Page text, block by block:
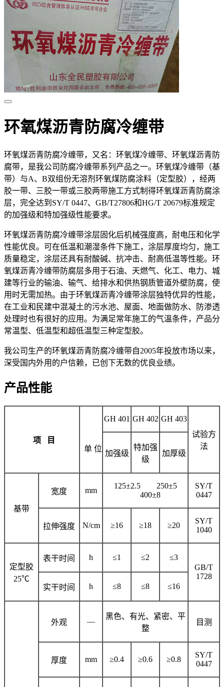
环氧煤沥青防腐冷缠带
环氧煤沥青防腐冷缠带，又名：环氧煤冷缠带、环氧煤沥青防
腐带，是我公司防腐冷缠带系列产品之一。环氧煤冷缠带（基
带）与A、B双组份无溶剂环氧煤防腐涂料（定型胶），经两
胶一带、三胶一带或三胶两带施工方式制得环氧煤沥青防腐涂
层，完全达到SY/T 0447、GB/T27806和HG/T 20679标准规定
的加强级和特加强级性能要求。
环氧煤沥青防腐冷缠带涂层固化后机械强度高，耐电压和化学
性能优良。可在低温和潮湿条件下施工，涂层厚度均匀，施工
质量稳定，涂层还具有耐酸碱、抗冲击、耐高低温等性能。环
氧煤沥青冷缠带防腐层多用于石油、天燃气、化工、电力、城
建等行业的输油、输气、给排水和供热钢质管道外壁防腐，使
用时无需加热。由于环氧煤沥青冷缠带涂层独特优异的性能，
在工业和民建中混凝土的污水池、屋面、地面做防水、防渗透
处理时也有很好的应用。为满足常年施工的气溫条件，产品分
常温型、低温型和超低温型三种定型胶。
我公司生产的环氧煤沥青防腐冷缠带自2005年投放市场以来，
深受国内外用的户信赖，已创下无数的优良业绩。
产品性能
项 目
单 位
GH 401 GH 402 GH 403
试验方
法
加强级
特加强
级
加厚级
基带
宽度 mm
125±2.5 250±5
400±8
SY/T
0447
拉伸强度 N/cm ≥16 ≥18 ≥20
SY/T
1040
定型胶
25℃
表干时间 h ≤1 ≤2
≤3
GB/T
1728
实干时间
h ≤8 ≤8 ≤16
外观 —
黑色、有光、紧密、平
整
目测
厚度 mm ≥0.4 ≥0.6 ≥0.8
SY/T
0447